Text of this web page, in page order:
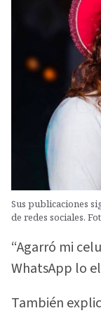
Sus publicaciones
de redes sociales.
“Agarró mi
WhatsApp lo
También